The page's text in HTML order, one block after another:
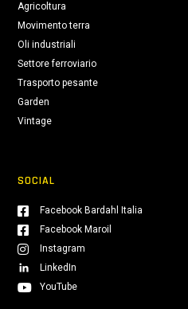
Agricoltura
Movimento terra
Oli industriali
Settore ferroviario
Trasporto pesante
Garden
Vintage
SOCIAL
Facebook Bardahl Italia
Facebook Maroil
Instagram
LinkedIn
YouTube